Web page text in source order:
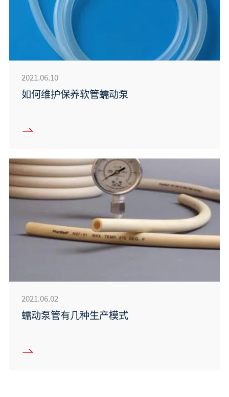
2021.06.10
如何维护保养软管蠕动泵
2021.06.02
蠕动泵管有几种生产模式